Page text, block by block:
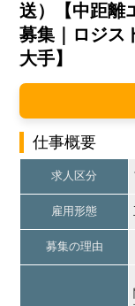
送）【中距離
募集｜ロジス
大手】
仕事概要
求人区分
雇用形態
募集の理由